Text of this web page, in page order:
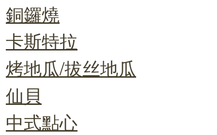
銅鑼燒
卡斯特拉
烤地瓜/拔丝地瓜
仙貝
中式點心